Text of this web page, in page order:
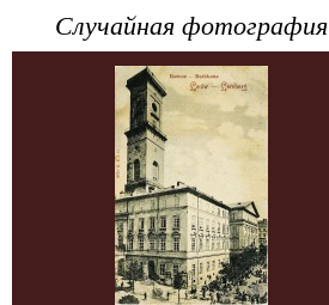
Случайная фотография